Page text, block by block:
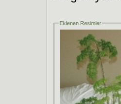
Eklenen Resimler